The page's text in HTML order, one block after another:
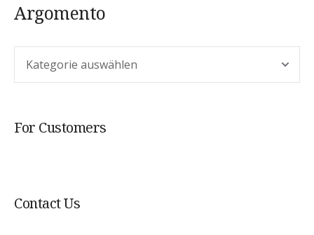
Argomento
For Customers
Contact Us